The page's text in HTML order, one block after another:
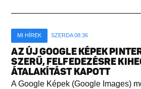
MI HÍREK SZERDA 08:36
AZ ÚJ GOOGLE KÉPEK
SZERŰ, FELFEDEZÉSRE
ÁTALAKÍTÁST KAPOTT
A Google Képek (Google Images)